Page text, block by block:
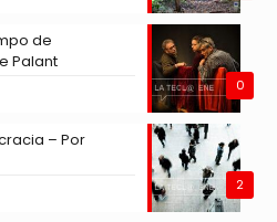
0
de
Palant
2
– Por